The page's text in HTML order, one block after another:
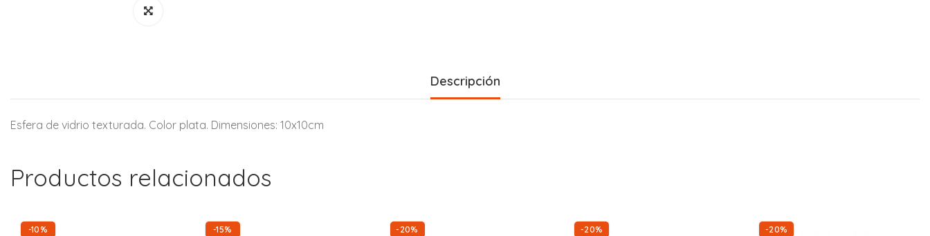
Descripción
Esfera de vidrio texturada. Color plata. Dimensiones: 10x10cm
Productos relacionados
-10% -15% -20% -20% -20%